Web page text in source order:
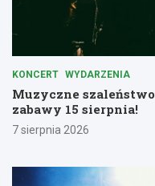
KONCERT WYDARZENIA
Muzyczne
zabawy 15 sierpnia!
7 sierpnia 2026